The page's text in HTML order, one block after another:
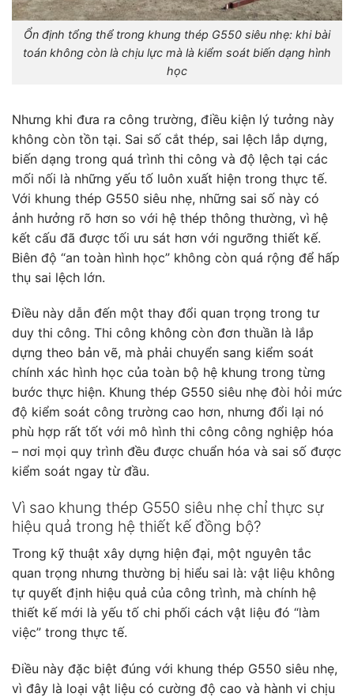
Ổn định tổng thể trong khung thép G550 siêu nhẹ: khi bài
toán không còn là chịu lực mà là kiểm soát biến dạng hình
học
Nhưng khi đưa ra công trường, điều kiện lý tưởng này
không còn tồn tại. Sai số cắt thép, sai lệch lắp dựng,
biến dạng trong quá trình thi công và độ lệch tại các
mối nối là những yếu tố luôn xuất hiện trong thực tế.
Với khung thép G550 siêu nhẹ, những sai số này có
ảnh hưởng rõ hơn so với hệ thép thông thường, vì hệ
kết cấu đã được tối ưu sát hơn với ngưỡng thiết kế.
Biên độ “an toàn hình học” không còn quá rộng để hấp
thụ sai lệch lớn.
Điều này dẫn đến một thay đổi quan trọng trong tư
duy thi công. Thi công không còn đơn thuần là lắp
dựng theo bản vẽ, mà phải chuyển sang kiểm soát
chính xác hình học của toàn bộ hệ khung trong từng
bước thực hiện. Khung thép G550 siêu nhẹ đòi hỏi mức
độ kiểm soát công trường cao hơn, nhưng đổi lại nó
phù hợp rất tốt với mô hình thi công công nghiệp hóa
– nơi mọi quy trình đều được chuẩn hóa và sai số được
kiểm soát ngay từ đầu.
Vì sao khung thép G550 siêu nhẹ chỉ thực sự
hiệu quả trong hệ thiết kế đồng bộ?
Trong kỹ thuật xây dựng hiện đại, một nguyên tắc
quan trọng nhưng thường bị hiểu sai là: vật liệu không
tự quyết định hiệu quả của công trình, mà chính hệ
thiết kế mới là yếu tố chi phối cách vật liệu đó “làm
việc” trong thực tế.
Điều này đặc biệt đúng với khung thép G550 siêu nhẹ,
vì đây là loại vật liệu có cường độ cao và hành vi chịu